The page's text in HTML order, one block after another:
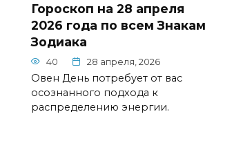
Гороскоп на 28 апреля
2026 года по всем Знакам
Зодиака
40 28 апреля, 2026
Овен День потребует от вас
осознанного подхода к
распределению энергии.